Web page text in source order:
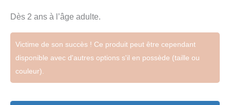
Dès 2 ans à l’âge adulte.
Victime de son succès ! Ce produit peut être cependant
disponible avec d'autres options s'il en possède (taille ou
couleur).